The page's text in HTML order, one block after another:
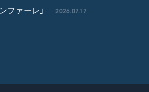
ファーレ」
2026.07.17